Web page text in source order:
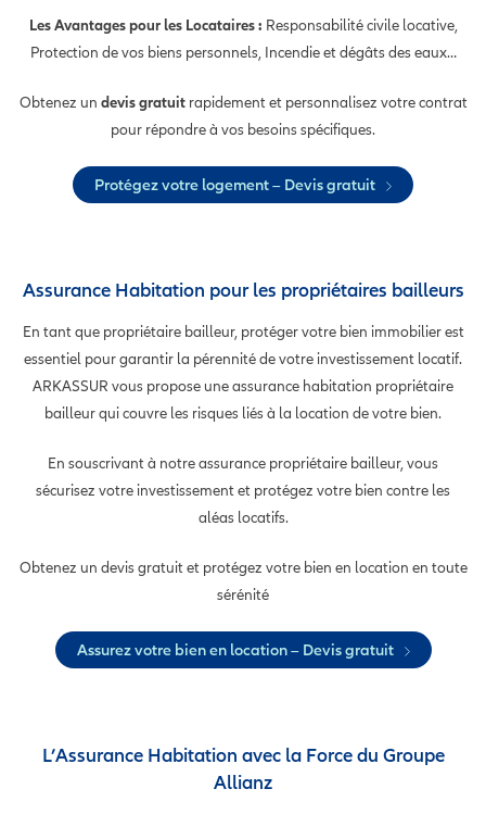
Les Avantages pour les Locataires : Responsabilité civile locative,
Protection de vos biens personnels, Incendie et dégâts des eaux…
Obtenez un devis gratuitrapidement et personnalisez votre contrat
pour répondre à vos besoins spécifiques.
Protégez votre logement – Devis gratuit
Assurance Habitation pour les propriétaires bailleurs
En tant que propriétaire bailleur, protéger votre bien immobilier est
essentiel pour garantir la pérennité de votre investissement locatif.
ARKASSUR vous propose une assurance habitation propriétaire
bailleur qui couvre les risques liés à la location de votre bien.
En souscrivant à notre assurance propriétaire bailleur, vous
sécurisez votre investissement et protégez votre bien contre les
aléas locatifs.
Obtenez un devis gratuit et protégez votre bien en location en toute
sérénité
Assurez votre bien en location – Devis gratuit
L’Assurance Habitation avec la Force du Groupe
Allianz